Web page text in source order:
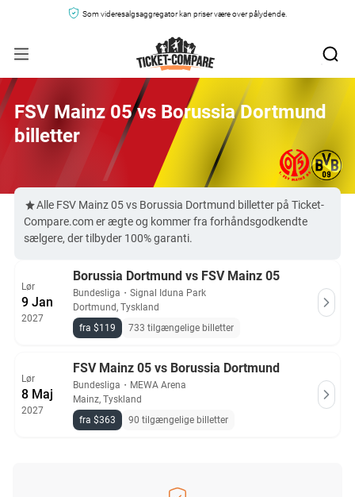
Som videresalgsaggregator kan priser være over pålydende.
FSV Mainz 05 vs Borussia Dortmund
billetter
Alle FSV Mainz 05 vs Borussia Dortmund billetter på Ticket-
Compare.com er ægte og kommer fra forhåndsgodkendte
sælgere, der tilbyder 100% garanti.
Lør
9 Jan
2027
Borussia Dortmund vs FSV Mainz 05
Bundesliga ・ Signal Iduna Park
Dortmund, Tyskland
fra $119
733 tilgængelige billetter
Lør
8 Maj
2027
FSV Mainz 05 vs Borussia Dortmund
Bundesliga ・ MEWA Arena
Mainz, Tyskland
fra $363
90 tilgængelige billetter